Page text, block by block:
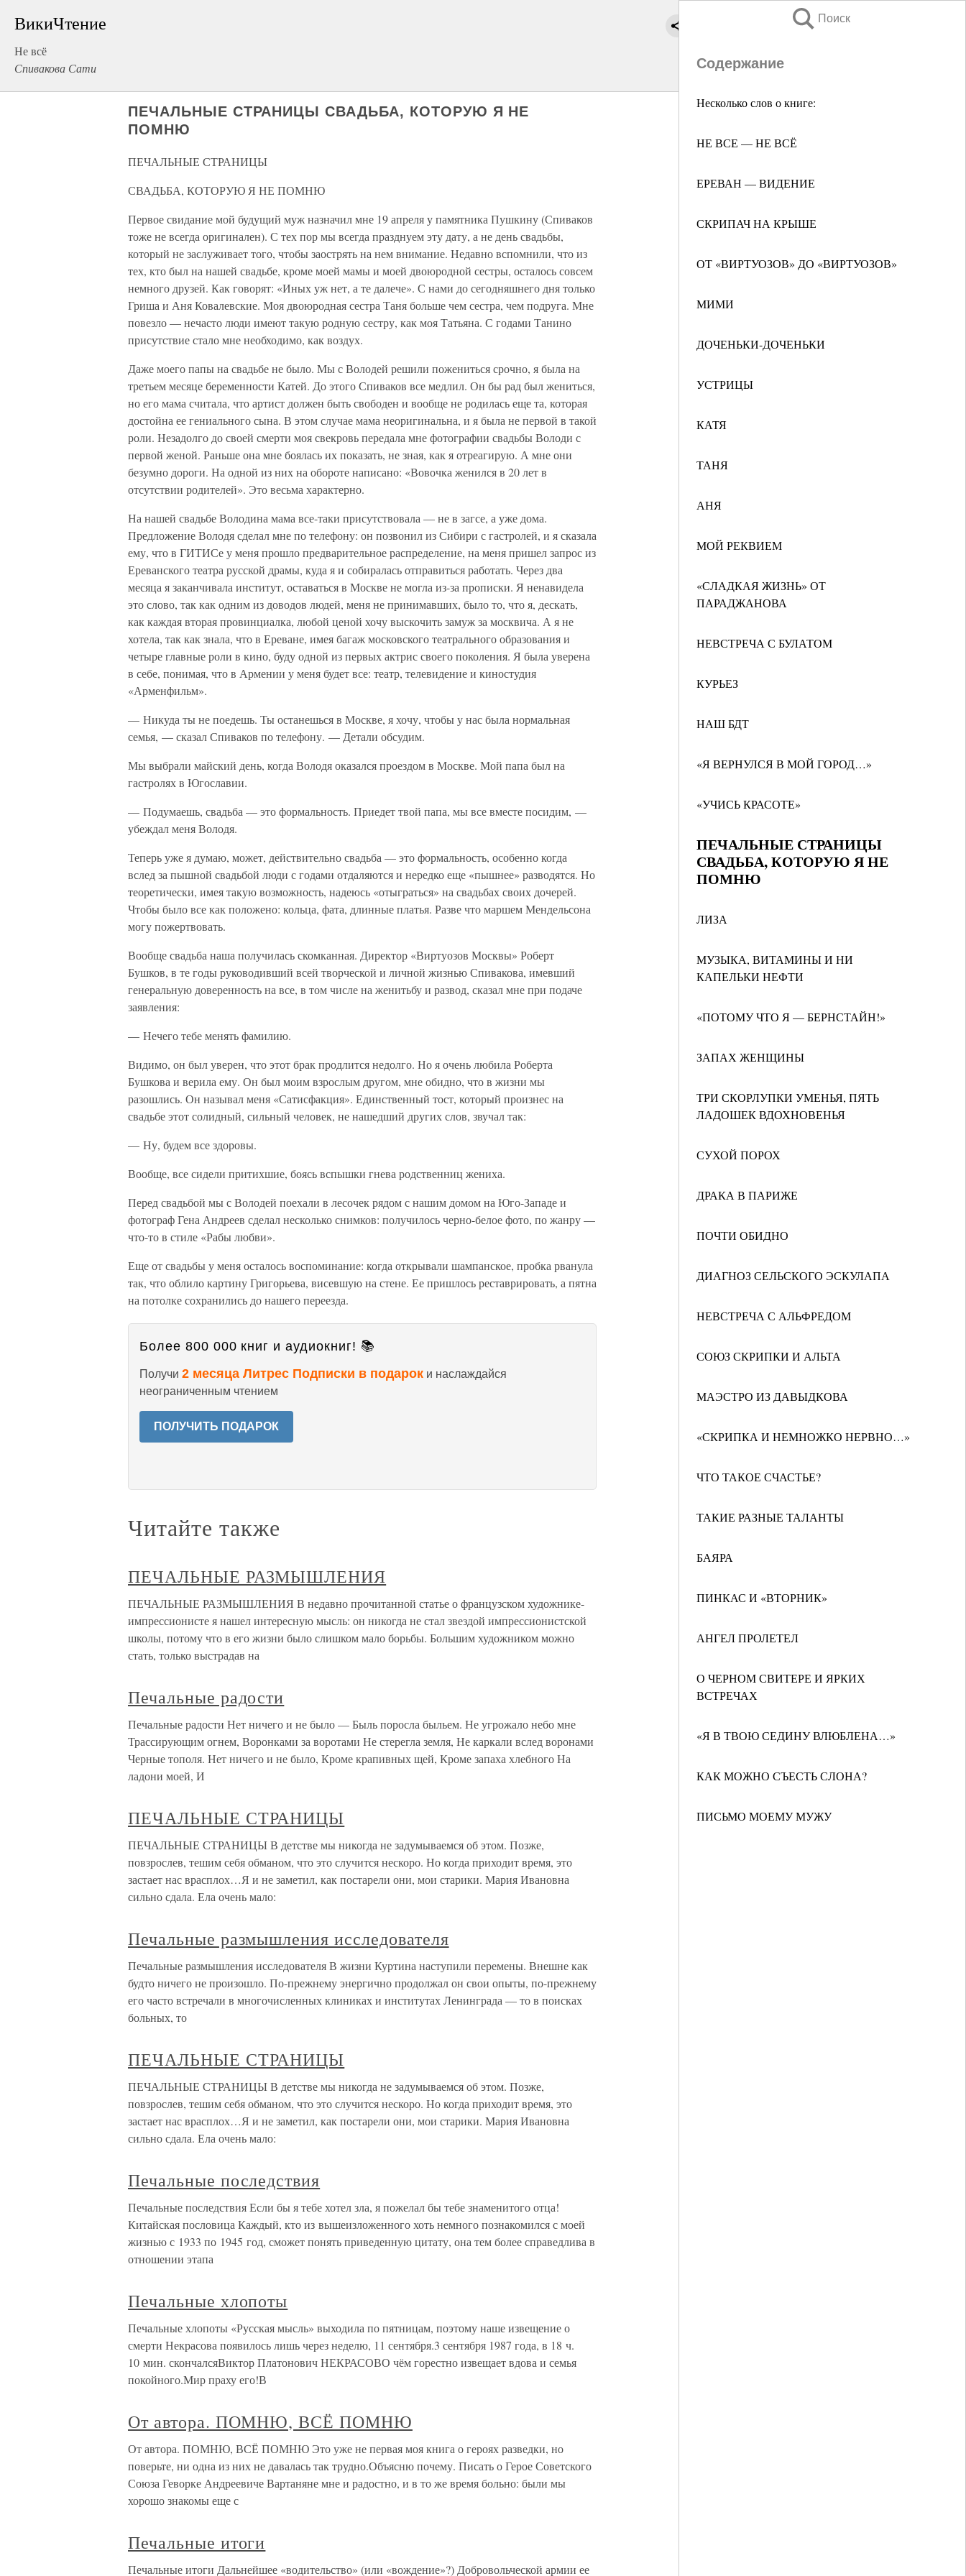
ВикиЧтение
Не всё
Спивакова Сати
Поиск
Содержание
Несколько слов о книге:
НЕ ВСЕ — НЕ ВСЁ
ЕРЕВАН — ВИДЕНИЕ
СКРИПАЧ НА КРЫШЕ
ОТ «ВИРТУОЗОВ» ДО «ВИРТУОЗОВ»
МИМИ
ДОЧЕНЬКИ-ДОЧЕНЬКИ
УСТРИЦЫ
КАТЯ
ТАНЯ
АНЯ
МОЙ РЕКВИЕМ
«СЛАДКАЯ ЖИЗНЬ» ОТ
ПАРАДЖАНОВА
НЕВСТРЕЧА С БУЛАТОМ
КУРЬЕЗ
НАШ БДТ
«Я ВЕРНУЛСЯ В МОЙ ГОРОД…»
«УЧИСЬ КРАСОТЕ»
ПЕЧАЛЬНЫЕ СТРАНИЦЫ
СВАДЬБА, КОТОРУЮ Я НЕ
ПОМНЮ
ЛИЗА
МУЗЫКА, ВИТАМИНЫ И НИ
КАПЕЛЬКИ НЕФТИ
«ПОТОМУ ЧТО Я — БЕРНСТАЙН!»
ЗАПАХ ЖЕНЩИНЫ
ТРИ СКОРЛУПКИ УМЕНЬЯ, ПЯТЬ
ЛАДОШЕК ВДОХНОВЕНЬЯ
СУХОЙ ПОРОХ
ДРАКА В ПАРИЖЕ
ПОЧТИ ОБИДНО
ДИАГНОЗ СЕЛЬСКОГО ЭСКУЛАПА
НЕВСТРЕЧА С АЛЬФРЕДОМ
СОЮЗ СКРИПКИ И АЛЬТА
МАЭСТРО ИЗ ДАВЫДКОВА
«СКРИПКА И НЕМНОЖКО НЕРВНО…»
ЧТО ТАКОЕ СЧАСТЬЕ?
ТАКИЕ РАЗНЫЕ ТАЛАНТЫ
БАЯРА
ПИНКАС И «ВТОРНИК»
АНГЕЛ ПРОЛЕТЕЛ
О ЧЕРНОМ СВИТЕРЕ И ЯРКИХ
ВСТРЕЧАХ
«Я В ТВОЮ СЕДИНУ ВЛЮБЛЕНА…»
КАК МОЖНО СЪЕСТЬ СЛОНА?
ПИСЬМО МОЕМУ МУЖУ
ПЕЧАЛЬНЫЕ СТРАНИЦЫ СВАДЬБА, КОТОРУЮ Я НЕ
ПОМНЮ
ПЕЧАЛЬНЫЕ СТРАНИЦЫ
СВАДЬБА, КОТОРУЮ Я НЕ ПОМНЮ
Первое свидание мой будущий муж назначил мне 19 апреля у памятника Пушкину (Спиваков
тоже не всегда оригинален). С тех пор мы всегда празднуем эту дату, а не день свадьбы,
который не заслуживает того, чтобы заострять на нем внимание. Недавно вспомнили, что из
тех, кто был на нашей свадьбе, кроме моей мамы и моей двоюродной сестры, осталось совсем
немного друзей. Как говорят: «Иных уж нет, а те далече». С нами до сегодняшнего дня только
Гриша и Аня Ковалевские. Моя двоюродная сестра Таня больше чем сестра, чем подруга. Мне
повезло — нечасто люди имеют такую родную сестру, как моя Татьяна. С годами Танино
присутствие стало мне необходимо, как воздух.
Даже моего папы на свадьбе не было. Мы с Володей решили пожениться срочно, я была на
третьем месяце беременности Катей. До этого Спиваков все медлил. Он бы рад был жениться,
но его мама считала, что артист должен быть свободен и вообще не родилась еще та, которая
достойна ее гениального сына. В этом случае мама неоригинальна, и я была не первой в такой
роли. Незадолго до своей смерти моя свекровь передала мне фотографии свадьбы Володи с
первой женой. Раньше она мне боялась их показать, не зная, как я отреагирую. А мне они
безумно дороги. На одной из них на обороте написано: «Вовочка женился в 20 лет в
отсутствии родителей». Это весьма характерно.
На нашей свадьбе Володина мама все-таки присутствовала — не в загсе, а уже дома.
Предложение Володя сделал мне по телефону: он позвонил из Сибири с гастролей, и я сказала
ему, что в ГИТИСе у меня прошло предварительное распределение, на меня пришел запрос из
Ереванского театра русской драмы, куда я и собиралась отправиться работать. Через два
месяца я заканчивала институт, оставаться в Москве не могла из-за прописки. Я ненавидела
это слово, так как одним из доводов людей, меня не принимавших, было то, что я, дескать,
как каждая вторая провинциалка, любой ценой хочу выскочить замуж за москвича. А я не
хотела, так как знала, что в Ереване, имея багаж московского театрального образования и
четыре главные роли в кино, буду одной из первых актрис своего поколения. Я была уверена
в себе, понимая, что в Армении у меня будет все: театр, телевидение и киностудия
«Арменфильм».
— Никуда ты не поедешь. Ты останешься в Москве, я хочу, чтобы у нас была нормальная
семья, — сказал Спиваков по телефону. — Детали обсудим.
Мы выбрали майский день, когда Володя оказался проездом в Москве. Мой папа был на
гастролях в Югославии.
— Подумаешь, свадьба — это формальность. Приедет твой папа, мы все вместе посидим, —
убеждал меня Володя.
Теперь уже я думаю, может, действительно свадьба — это формальность, особенно когда
вслед за пышной свадьбой люди с годами отдаляются и нередко еще «пышнее» разводятся. Но
теоретически, имея такую возможность, надеюсь «отыграться» на свадьбах своих дочерей.
Чтобы было все как положено: кольца, фата, длинные платья. Разве что маршем Мендельсона
могу пожертвовать.
Вообще свадьба наша получилась скомканная. Директор «Виртуозов Москвы» Роберт
Бушков, в те годы руководивший всей творческой и личной жизнью Спивакова, имевший
генеральную доверенность на все, в том числе на женитьбу и развод, сказал мне при подаче
заявления:
— Нечего тебе менять фамилию.
Видимо, он был уверен, что этот брак продлится недолго. Но я очень любила Роберта
Бушкова и верила ему. Он был моим взрослым другом, мне обидно, что в жизни мы
разошлись. Он называл меня «Сатисфакция». Единственный тост, который произнес на
свадьбе этот солидный, сильный человек, не нашедший других слов, звучал так:
— Ну, будем все здоровы.
Вообще, все сидели притихшие, боясь вспышки гнева родственниц жениха.
Перед свадьбой мы с Володей поехали в лесочек рядом с нашим домом на Юго-Западе и
фотограф Гена Андреев сделал несколько снимков: получилось черно-белое фото, по жанру —
что-то в стиле «Рабы любви».
Еще от свадьбы у меня осталось воспоминание: когда открывали шампанское, пробка рванула
так, что облило картину Григорьева, висевшую на стене. Ее пришлось реставрировать, а пятна
на потолке сохранились до нашего переезда.
Более 800 000 книг и аудиокниг! 📚
Получи 2 месяца Литрес Подписки в подарок и наслаждайся
неограниченным чтением
ПОЛУЧИТЬ ПОДАРОК
Читайте также
ПЕЧАЛЬНЫЕ РАЗМЫШЛЕНИЯ
ПЕЧАЛЬНЫЕ РАЗМЫШЛЕНИЯ В недавно прочитанной статье о французском художнике-
импрессионисте я нашел интересную мысль: он никогда не стал звездой импрессионистской
школы, потому что в его жизни было слишком мало борьбы. Большим художником можно
стать, только выстрадав на
Печальные радости
Печальные радости Нет ничего и не было — Быль поросла быльем. Не угрожало небо мне
Трассирующим огнем, Воронками за воротами Не стерегла земля, Не каркали вслед воронами
Черные тополя. Нет ничего и не было, Кроме крапивных щей, Кроме запаха хлебного На
ладони моей, И
ПЕЧАЛЬНЫЕ СТРАНИЦЫ
ПЕЧАЛЬНЫЕ СТРАНИЦЫ В детстве мы никогда не задумываемся об этом. Позже,
повзрослев, тешим себя обманом, что это случится нескоро. Но когда приходит время, это
застает нас врасплох…Я и не заметил, как постарели они, мои старики. Мария Ивановна
сильно сдала. Ела очень мало:
Печальные размышления исследователя
Печальные размышления исследователя В жизни Куртина наступили перемены. Внешне как
будто ничего не произошло. По-прежнему энергично продолжал он свои опыты, по-прежнему
его часто встречали в многочисленных клиниках и институтах Ленинграда — то в поисках
больных, то
ПЕЧАЛЬНЫЕ СТРАНИЦЫ
ПЕЧАЛЬНЫЕ СТРАНИЦЫ В детстве мы никогда не задумываемся об этом. Позже,
повзрослев, тешим себя обманом, что это случится нескоро. Но когда приходит время, это
застает нас врасплох…Я и не заметил, как постарели они, мои старики. Мария Ивановна
сильно сдала. Ела очень мало:
Печальные последствия
Печальные последствия Если бы я тебе хотел зла, я пожелал бы тебе знаменитого отца!
Китайская пословица Каждый, кто из вышеизложенного хоть немного познакомился с моей
жизнью с 1933 по 1945 год, сможет понять приведенную цитату, она тем более справедлива в
отношении этапа
Печальные хлопоты
Печальные хлопоты «Русская мысль» выходила по пятницам, поэтому наше извещение о
смерти Некрасова появилось лишь через неделю, 11 сентября.3 сентября 1987 года, в 18 ч.
10 мин. скончалсяВиктор Платонович НЕКРАСОВО чём горестно извещает вдова и семья
покойного.Мир праху его!В
От автора. ПОМНЮ, ВСЁ ПОМНЮ
От автора. ПОМНЮ, ВСЁ ПОМНЮ Это уже не первая моя книга о героях разведки, но
поверьте, ни одна из них не давалась так трудно.Объясню почему. Писать о Герое Советского
Союза Геворке Андреевиче Вартаняне мне и радостно, и в то же время больно: были мы
хорошо знакомы еще с
Печальные итоги
Печальные итоги Дальнейшее «водительство» (или «вождение»?) Добровольческой армии ее